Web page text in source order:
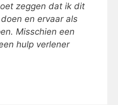
zeggen dat ik dit
en ervaar als
Misschien een
hulp verlener